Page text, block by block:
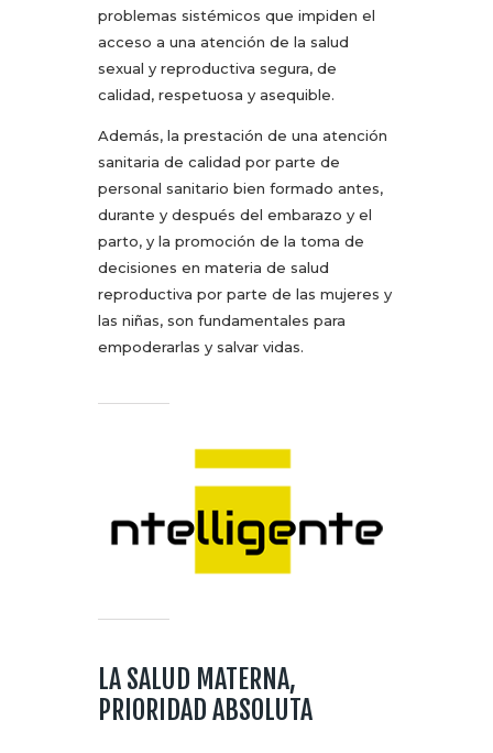
problemas sistémicos que impiden el
acceso a una atención de la salud
sexual y reproductiva segura, de
calidad, respetuosa y asequible.
Además, la prestación de una atención
sanitaria de calidad por parte de
personal sanitario bien formado antes,
durante y después del embarazo y el
parto, y la promoción de la toma de
decisiones en materia de salud
reproductiva por parte de las mujeres y
las niñas, son fundamentales para
empoderarlas y salvar vidas.
LA SALUD MATERNA,
PRIORIDAD ABSOLUTA